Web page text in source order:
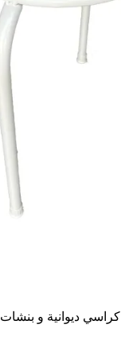
كراسي ديوانية و بنشات